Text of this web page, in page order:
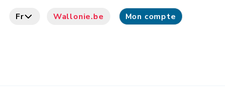
Fr Wallonie.be Mon compte